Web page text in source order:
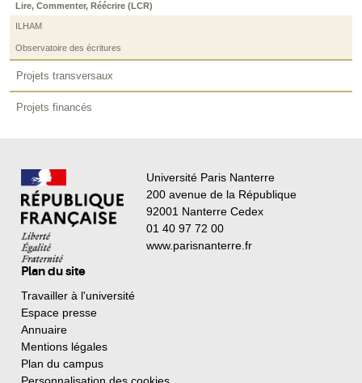
Lire, Commenter, Réécrire (LCR)
ILHAM
Observatoire des écritures
Projets transversaux
Projets financés
Université Paris Nanterre
200 avenue de la République
92001 Nanterre Cedex
01 40 97 72 00
www.parisnanterre.fr
Plan du site
Travailler à l'université
Espace presse
Annuaire
Mentions légales
Plan du campus
Personnalisation des cookies